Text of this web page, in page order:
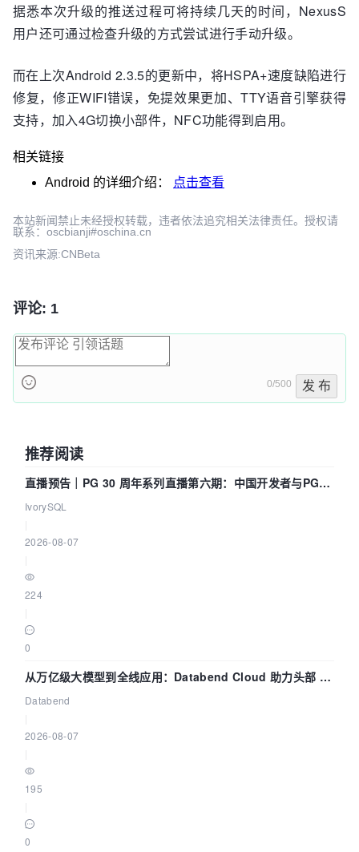
据悉本次升级的推送过程可将持续几天的时间，NexusS
用户还可通过检查升级的方式尝试进行手动升级。
而在上次Android 2.3.5的更新中，将HSPA+速度缺陷进行
修复，修正WIFI错误，免提效果更加、TTY语音引擎获得
支持，加入4G切换小部件，NFC功能得到启用。
相关链接
Android 的详细介绍： 点击查看
本站新闻禁止未经授权转载，违者依法追究相关法律责任。授权请
联系：oscbianji#oschina.cn
资讯来源:CNBeta
评论: 1
0/500 发 布
推荐阅读
直播预告｜PG 30 周年系列直播第六期：中国开发者与PG内
核——我们改得动吗？我们贡献了什么？
IvorySQL
2026-08-07
224
0
从万亿级大模型到全线应用：Databend Cloud 助力头部 AI
企业构建全链路 Trace 数据管道
Databend
2026-08-07
195
0